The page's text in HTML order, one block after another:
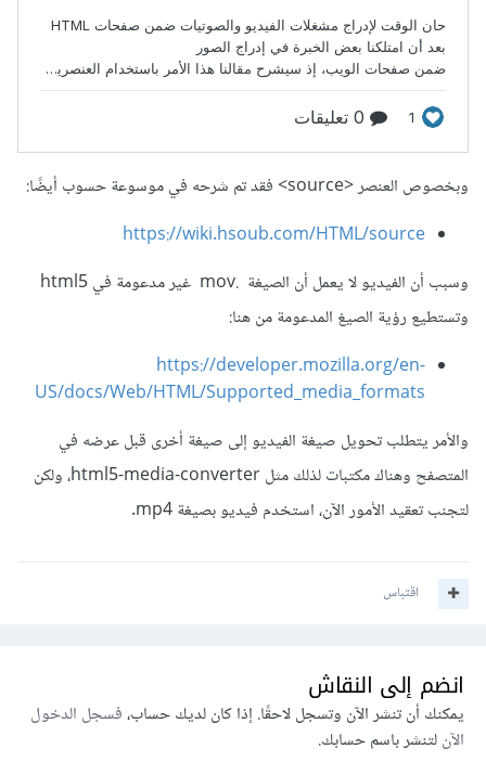
وبخصوص العنصر <source> فقد تم شرحه في موسوعة حسوب أيضًا:
https://wiki.hsoub.com/HTML/source
وسبب أن الفيديو لا يعمل أن الصيغة .mov غير مدعومة في html5
وتستطيع رؤية الصيغ المدعومة من هنا:
https://developer.mozilla.org/en-
US/docs/Web/HTML/Supported_media_formats
والأمر يتطلب تحويل صيغة الفيديو إلى صيغة أخرى قبل عرضه في
المتصفح وهناك مكتبات لذلك مثل html5-media-converter، ولكن
لتجنب تعقيد الأمور الآن، استخدم فيديو بصيغة mp4.
اقتباس
انضم إلى النقاش
يمكنك أن تنشر الآن وتسجل لاحقًا. إذا كان لديك حساب،فسجل الدخول
الآنلتنشر باسم حسابك.